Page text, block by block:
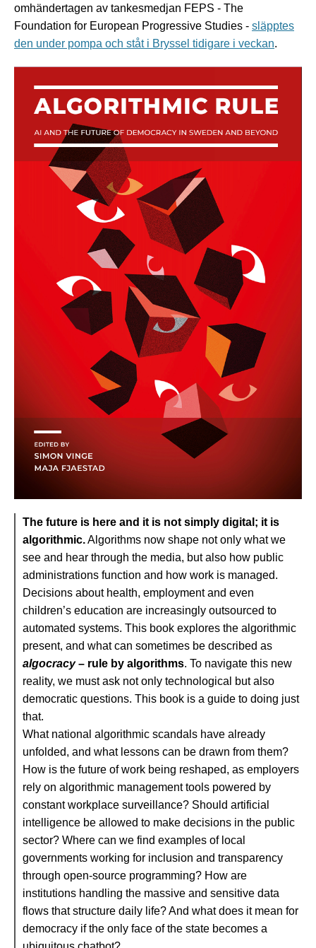
omhändertagen av tankesmedjan FEPS - The
Foundation for European Progressive Studies - släpptes
den under pompa och ståt i Bryssel tidigare i veckan.
The future is here and it is not simply digital; it is
algorithmic.Algorithms now shape not only what we
see and hear through the media, but also how public
administrations function and how work is managed.
Decisions about health, employment and even
children’s education are increasingly outsourced to
automated systems. This book explores the algorithmic
present, and what can sometimes be described as
algocracy– rule by algorithms. To navigate this new
reality, we must ask not only technological but also
democratic questions. This book is a guide to doing just
that.
What national algorithmic scandals have already
unfolded, and what lessons can be drawn from them?
How is the future of work being reshaped, as employers
rely on algorithmic management tools powered by
constant workplace surveillance? Should artificial
intelligence be allowed to make decisions in the public
sector? Where can we find examples of local
governments working for inclusion and transparency
through open-source programming? How are
institutions handling the massive and sensitive data
flows that structure daily life? And what does it mean for
democracy if the only face of the state becomes a